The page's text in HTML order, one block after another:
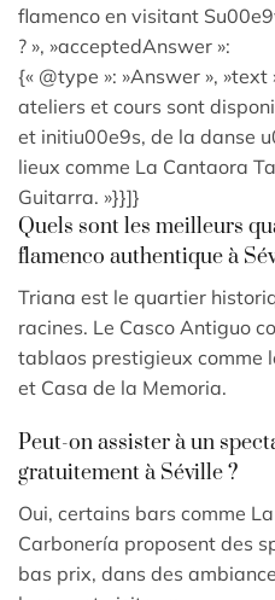
flamenco en visitant
? », »acceptedAnswer »:
{« @type »: »Answer », »text
ateliers et cours sont
et initiu00e9s, de la danse
lieux comme La Cantaora
Guitarra. »}}]}
Quels sont les meilleurs
flamenco authentique à
Triana est le quartier
racines. Le Casco Antiguo
tablaos prestigieux comme
et Casa de la Memoria.
Peut-on assister à un
gratuitement à Séville ?
Oui, certains bars comme
Carbonería proposent des
bas prix, dans des